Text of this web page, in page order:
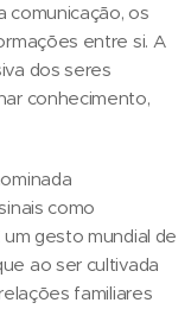
comunicação, os
entre si. A
dos seres
conhecimento,
como
gesto mundial de
ao ser cultivada
familiares